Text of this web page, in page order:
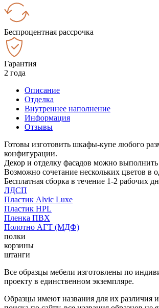
Беспроцентная рассрочка
Гарантия
2 года
Описание
Отделка
Внутреннее наполнение
Информация
Отзывы
Готовы изготовить шкафы-купе любого
конфигурации.
Декор и отделку фасадов можно
Возможно сочетание нескольких цветов в
Бесплатная сборка в течение 1-2 рабочих
ЛДСП
Пластик Alvic Luxe
Пластик HPL
Пленка ПВХ
Полотно АГТ (МДФ)
полки
корзины
штанги
Все образцы мебели изготовлены по
проекту в единственном экземпляре.
Образцы имеют названия для их различия